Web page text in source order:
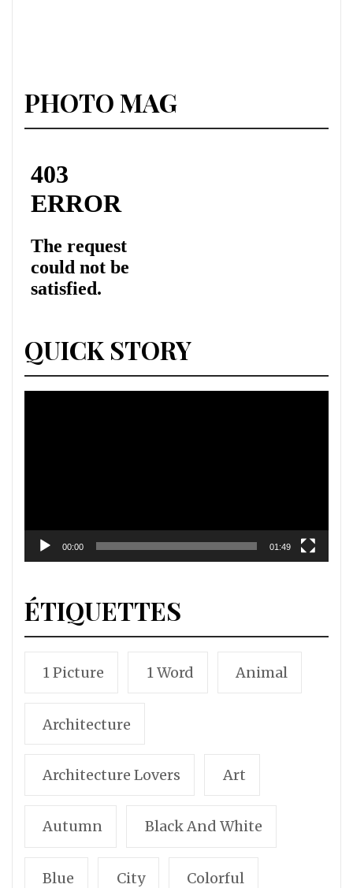
PHOTO MAG
QUICK STORY
00:00 01:49
ÉTIQUETTES
1 Picture 1 Word Animal
Architecture
Architecture Lovers Art
Autumn Black And White
Blue City Colorful